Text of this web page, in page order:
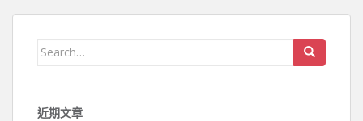
Search for:
近期文章